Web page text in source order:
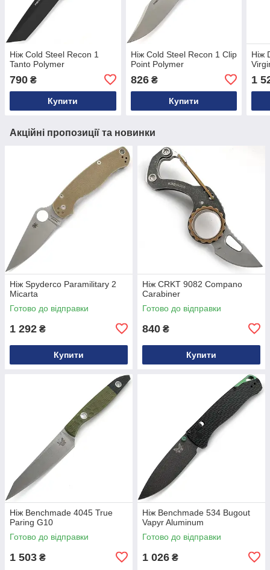
Ніж Cold Steel Recon 1
Tanto Polymer
790 ₴
Купити
Ніж Cold Steel Recon 1 Clip
Point Polymer
826₴
Купити
Ніж
1
Акційні пропозиції та новинки
Ніж Spyderco Paramilitary 2
Micarta
Готово до відправки
1 292 ₴
Купити
Ніж CRKT 9082 Compano
Carabiner
Готово до відправки
840 ₴
Купити
Ніж Benchmade 4045 True
Paring G10
Готово до відправки
1 503 ₴
Ніж Benchmade 534 Bugout
Vapyr Aluminum
Готово до відправки
1 026 ₴